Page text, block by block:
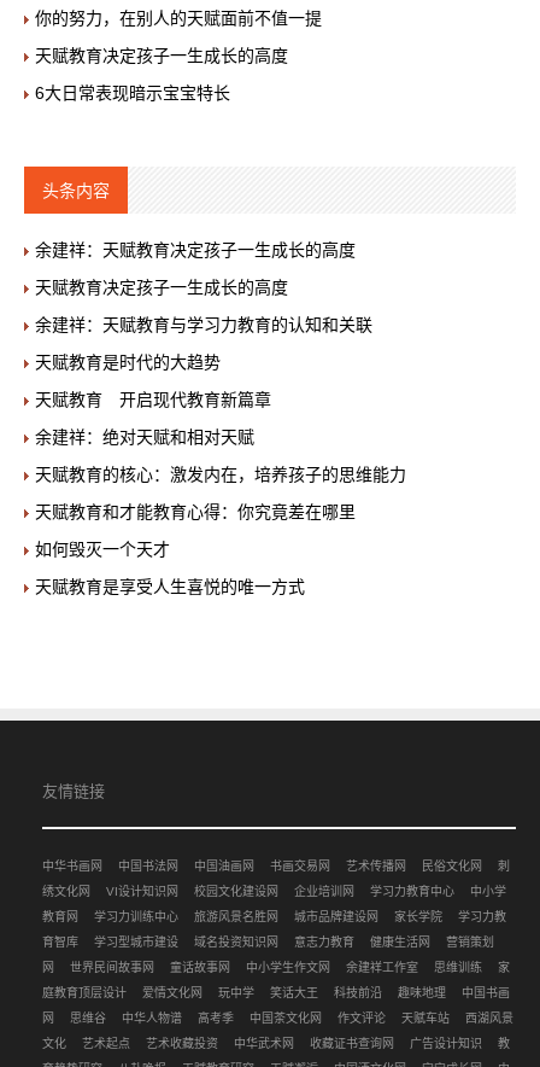
你的努力，在别人的天赋面前不值一提
天赋教育决定孩子一生成长的高度
6大日常表现暗示宝宝特长
头条内容
余建祥：天赋教育决定孩子一生成长的高度
天赋教育决定孩子一生成长的高度
余建祥：天赋教育与学习力教育的认知和关联
天赋教育是时代的大趋势
天赋教育 开启现代教育新篇章
余建祥：绝对天赋和相对天赋
天赋教育的核心：激发内在，培养孩子的思维能力
天赋教育和才能教育心得：你究竟差在哪里
如何毁灭一个天才
天赋教育是享受人生喜悦的唯一方式
友情链接
中华书画网 中国书法网 中国油画网 书画交易网 艺术传播网 民俗文化网
刺
绣文化网
VI设计知识网 校园文化建设网 企业培训网 学习力教育中心
中小学
教育网
学习力训练中心 旅游风景名胜网 城市品牌建设网 家长学院
学习力教
育智库
学习型城市建设 域名投资知识网 意志力教育 健康生活网
营销策划
网
世界民间故事网 童话故事网 中小学生作文网 余建祥工作室 思维训练
家
庭教育顶层设计
爱情文化网 玩中学 笑话大王 科技前沿 趣味地理
中国书画
网
思维谷 中华人物谱 高考季 中国茶文化网 作文评论 天赋车站
西湖风景
文化
艺术起点 艺术收藏投资 中华武术网 收藏证书查询网 广告设计知识
教